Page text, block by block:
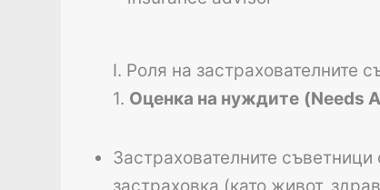
I. Роля на застрахователните
1. Оценка на нуждите (Needs
Застрахователните
застраховка (като живот,